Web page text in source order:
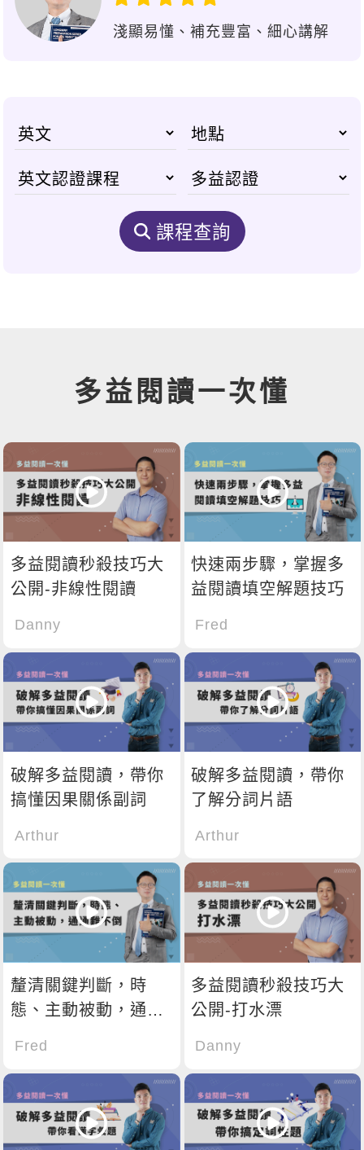
淺顯易懂、補充豐富、細心講解
課程查詢
多益閱讀一次懂
多益閱讀秒殺技巧大
公開-非線性閱讀
Danny
快速兩步驟，掌握多
益閱讀填空解題技巧
Fred
破解多益閱讀，帶你
搞懂因果關係副詞
Arthur
破解多益閱讀，帶你
了解分詞片語
Arthur
釐清關鍵判斷，時
態、主動被動，通通
Fred
多益閱讀秒殺技巧大
公開-打水漂
Danny